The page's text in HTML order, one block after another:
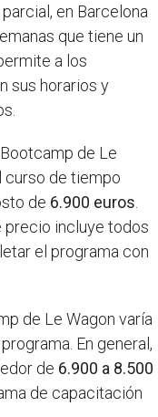
en Barcelona
que tiene un
a los
sus horarios y
de Le
curso de tiempo
de 6.900 euros
precio incluye todos
el programa con
de Le Wagon varía
En general,
de 6.900 a 8.500
de capacitación